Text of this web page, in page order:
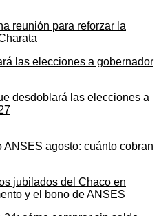
reunión para reforzar la
desdoblará las elecciones a
jubilados del Chaco en
y el bono de ANSES